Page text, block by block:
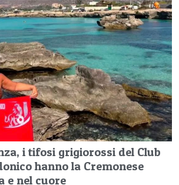
i tifosi grigiorossi del Club
hanno la Cremonese
e nel cuore